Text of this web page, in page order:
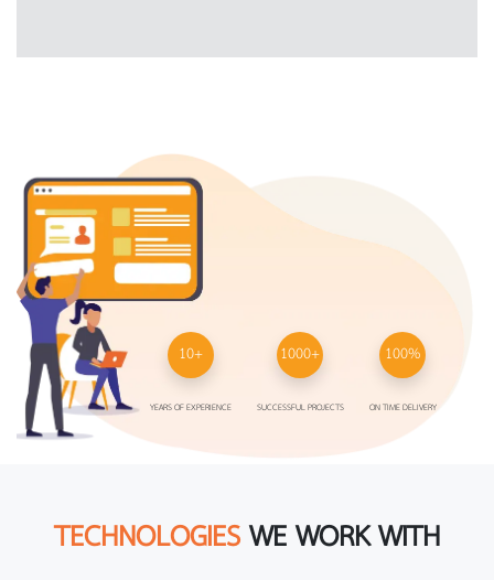
10+
YEARS OF EXPERIENCE
1000+
SUCCESSFUL PROJECTS
100%
ON TIME DELIVERY
TECHNOLOGIESWE WORK WITH